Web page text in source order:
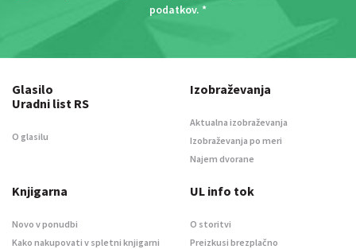
podatkov. *
Glasilo
Uradni list RS
O glasilu
Izobraževanja
Aktualna izobraževanja
Izobraževanja po meri
Najem dvorane
Knjigarna
Novo v ponudbi
Kako nakupovati v spletni knjigarni
UL info tok
O storitvi
Preizkusi brezplačno